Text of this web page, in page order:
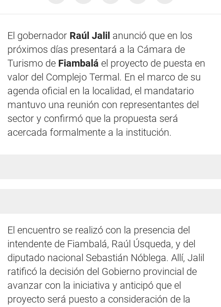
El gobernador Raúl Jalil anunció que en los
próximos días presentará a la Cámara de
Turismo de Fiambalá el proyecto de puesta en
valor del Complejo Termal. En el marco de su
agenda oficial en la localidad, el mandatario
mantuvo una reunión con representantes del
sector y confirmó que la propuesta será
acercada formalmente a la institución.
El encuentro se realizó con la presencia del
intendente de Fiambalá, Raúl Úsqueda, y del
diputado nacional Sebastián Nóblega. Allí, Jalil
ratificó la decisión del Gobierno provincial de
avanzar con la iniciativa y anticipó que el
proyecto será puesto a consideración de la